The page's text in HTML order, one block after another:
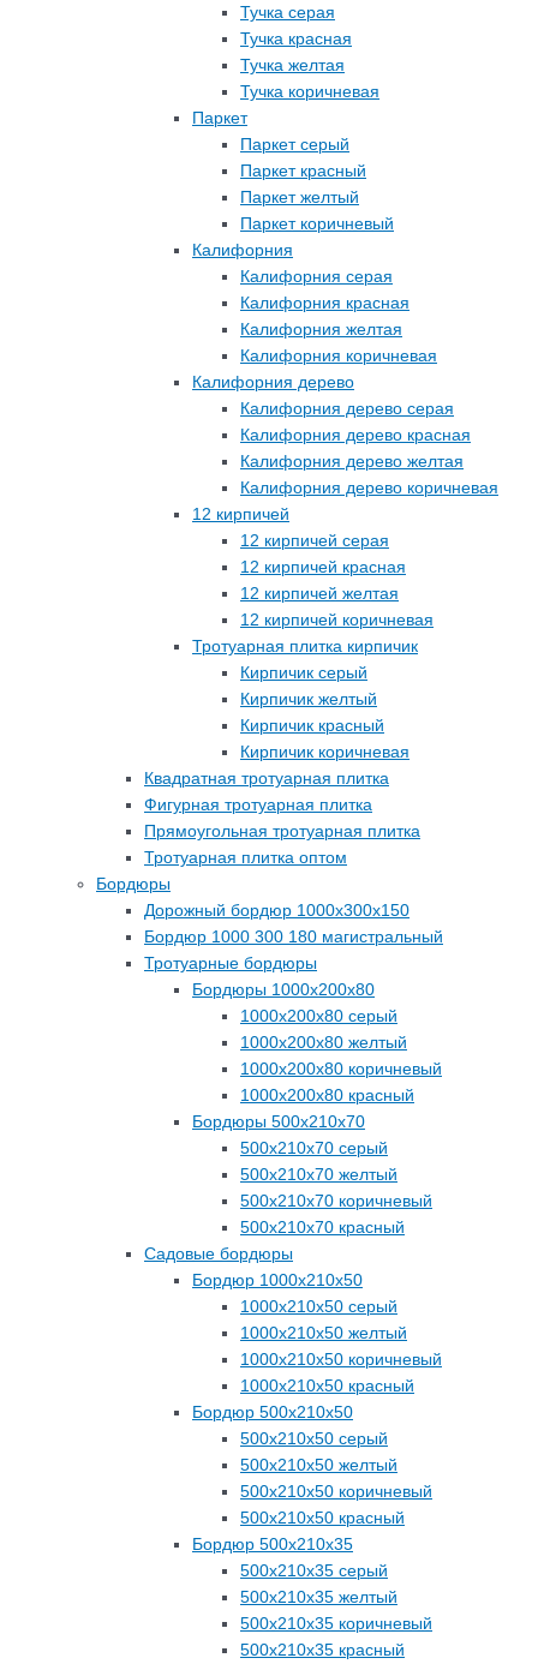
Тучка серая
Тучка красная
Тучка желтая
Тучка коричневая
Паркет
Паркет серый
Паркет красный
Паркет желтый
Паркет коричневый
Калифорния
Калифорния серая
Калифорния красная
Калифорния желтая
Калифорния коричневая
Калифорния дерево
Калифорния дерево серая
Калифорния дерево красная
Калифорния дерево желтая
Калифорния дерево коричневая
12 кирпичей
12 кирпичей серая
12 кирпичей красная
12 кирпичей желтая
12 кирпичей коричневая
Тротуарная плитка кирпичик
Кирпичик серый
Кирпичик желтый
Кирпичик красный
Кирпичик коричневая
Квадратная тротуарная плитка
Фигурная тротуарная плитка
Прямоугольная тротуарная плитка
Тротуарная плитка оптом
Бордюры
Дорожный бордюр 1000х300х150
Бордюр 1000 300 180 магистральный
Тротуарные бордюры
Бордюры 1000х200х80
1000х200х80 серый
1000х200х80 желтый
1000х200х80 коричневый
1000х200х80 красный
Бордюры 500х210х70
500х210х70 серый
500х210х70 желтый
500х210х70 коричневый
500х210х70 красный
Садовые бордюры
Бордюр 1000х210х50
1000х210х50 серый
1000х210х50 желтый
1000х210х50 коричневый
1000х210х50 красный
Бордюр 500х210х50
500х210х50 серый
500х210х50 желтый
500х210х50 коричневый
500х210х50 красный
Бордюр 500х210х35
500х210х35 серый
500х210х35 желтый
500х210х35 коричневый
500х210х35 красный